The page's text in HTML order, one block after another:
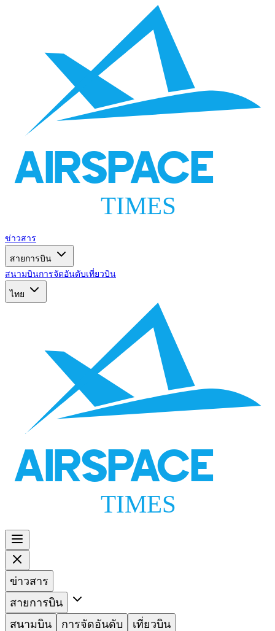
AIRSPACE
TIMES
ข่าวสาร
สายการบิน
สนามบินการจัดอันดับเที่ยวบิน
ไทย
AIRSPACE
TIMES
ข่าวสาร
สายการบิน
สนามบิน
การจัดอันดับ
เที่ยวบิน